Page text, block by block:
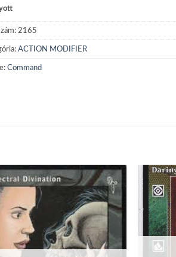
2165
ACTION MODIFIER
Command
Add to
wishlist